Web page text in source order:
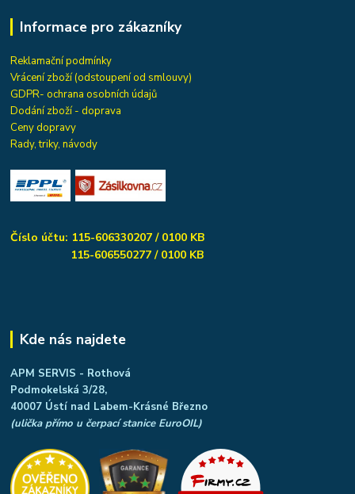
Informace pro zákazníky
Reklamační podmínky
Vrácení zboží (odstoupení od smlouvy)
GDPR- ochrana osobních údajů
Dodání zboží - doprava
Ceny dopravy
Rady, triky, návody
Číslo účtu: 115-606330207 / 0100 KB
115-606550277 / 0100 KB
Kde nás najdete
APM SERVIS - Rothová
Podmokelská 3/28,
40007 Ústí nad Labem-Krásné Březno
(ulička přímo u čerpací stanice EuroOIL)